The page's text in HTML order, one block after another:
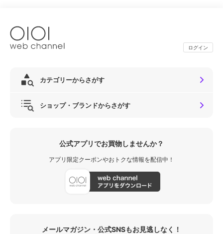
ログイン
カテゴリーからさがす
ショップ・ブランドからさがす
公式アプリでお買物しませんか？
アプリ限定クーポンやおトクな情報を配信中！
メールマガジン・公式SNSもお見逃しなく！